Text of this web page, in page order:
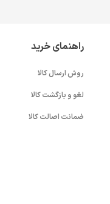
راهنمای خرید
روش ارسال کالا
لغو و بازگشت کالا
ضمانت اصالت کالا